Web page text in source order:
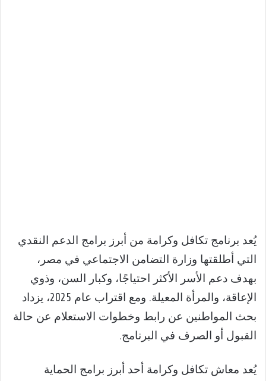
يُعد برنامج تكافل وكرامة من أبرز برامج الدعم النقدي
التي أطلقتها وزارة التضامن الاجتماعي في مصر،
بهدف دعم الأسر الأكثر احتياجًا، وكبار السن، وذوي
الإعاقة، والمرأة المعيلة. ومع اقتراب عام 2025، يزداد
بحث المواطنين عن رابط وخطوات الاستعلام عن حالة
القبول أو الصرف في البرنامج.
يُعد معاش تكافل وكرامة أحد أبرز برامج الحماية